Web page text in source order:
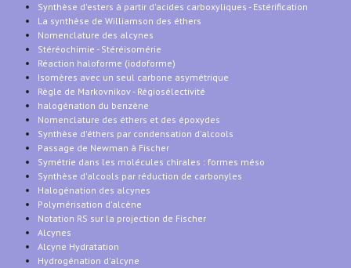
Synthèse d'esters à partir d'acides carboxyliques - Estérification
La synthèse de Williamson des éthers
Nomenclature des alcynes
Stéréochimie - Stéréisomérie
Réaction haloforme (iodoforme)
Isomères avec un seul carbone asymétrique
Règle de Markovnikov - Régiosélectivité
halogénation du benzène
Nomenclature des éthers et des époxydes
Synthèse d'éthers par condensation d'alcools
Passage de Newman à Fischer
Symétrie dans les molécules chirales : formes méso
Synthèse d'alcools par réduction de carbonyles
Halogénation des alcynes
Polymérisation d'alcène
Notation RS sur la projection de Fischer
Alcynes
Alcyne Hydratation
Hydrogénation d'alcyne